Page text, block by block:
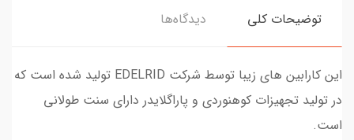
توضیحات کلی دیدگاه‌ها
این کارابین های زیبا توسط شرکت EDELRID تولید شده است که
در تولید تجهیزات کوهنوردی و پاراگلایدر دارای سنت طولانی
است.